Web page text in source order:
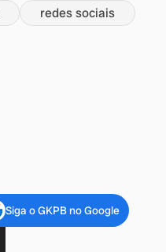
redes sociais
Siga o GKPB no Google